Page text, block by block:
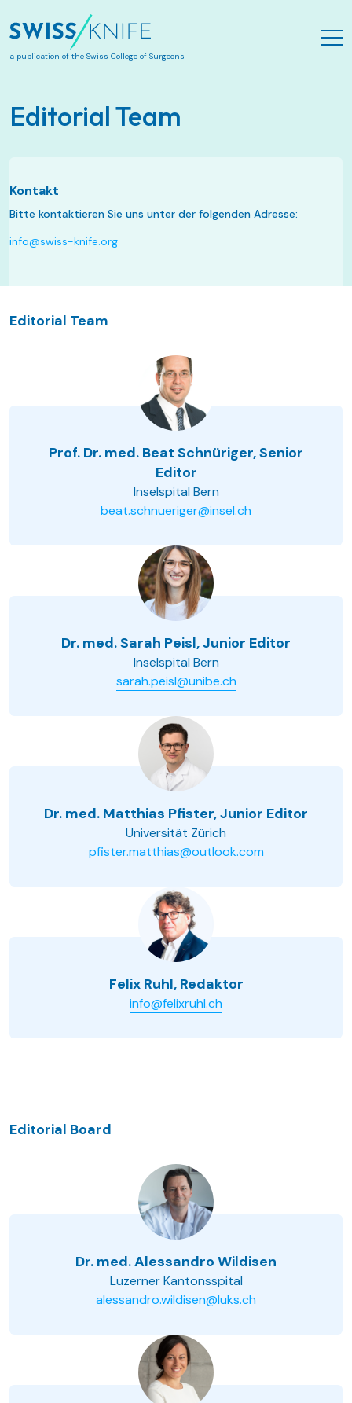
Zum Hauptinhalt springen
a publication of the Swiss College of Surgeons
Editorial Team
Kontakt
Bitte kontaktieren Sie uns unter der folgenden Adresse:
info@swiss-knife.org
Editorial Team
Prof. Dr. med. Beat Schnüriger, Senior
Editor
Inselspital Bern
beat.schnueriger@insel.ch
Dr. med. Sarah Peisl, Junior Editor
Inselspital Bern
sarah.peisl@unibe.ch
Dr. med. Matthias Pfister, Junior Editor
Universität Zürich
pfister.matthias@outlook.com
Felix Ruhl, Redaktor
info@felixruhl.ch
Editorial Board
Dr. med. Alessandro Wildisen
Luzerner Kantonsspital
alessandro.wildisen@luks.ch